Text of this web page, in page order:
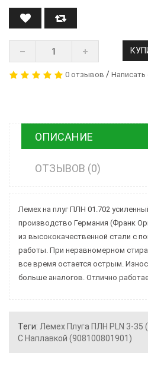
0 отзывов /
ОПИСАНИЕ
ОТЗЫВОВ (0)
Лемех на плуг ПЛН 01.702
производство Германия (Франк
из высококачественной стали с
работы. При неравномерном
все время остается острым.
больше аналогов. Отлично
Теги: Лемех Плуга ПЛН PLN 3-35
С Наплавкой (908100801901)